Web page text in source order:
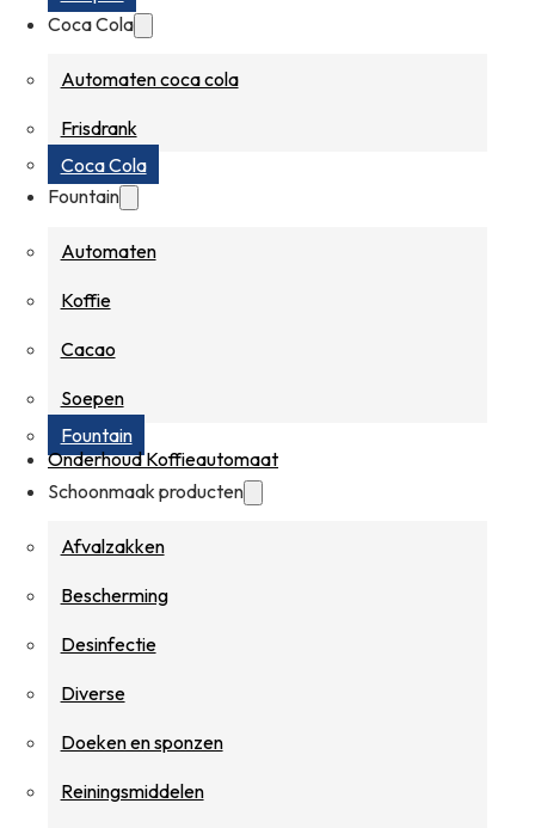
Coca Cola
Automaten coca cola
Frisdrank
Coca Cola
Fountain
Automaten
Koffie
Cacao
Soepen
Fountain
Onderhoud Koffieautomaat
Schoonmaak producten
Afvalzakken
Bescherming
Desinfectie
Diverse
Doeken en sponzen
Reiningsmiddelen